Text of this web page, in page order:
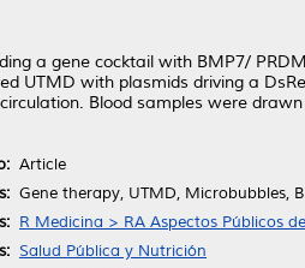
a gene cocktail with BMP7/
UTMD with plasmids driving a
Blood samples were
Article
Gene therapy, UTMD, Microbubbles,
R Medicina > RA Aspectos Públicos
Salud Pública y Nutrición